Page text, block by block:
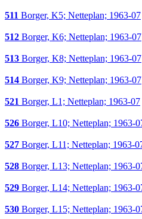
511 Borger, K5; Netteplan; 1963-07
512 Borger, K6; Netteplan; 1963-07
513 Borger, K8; Netteplan; 1963-07
514 Borger, K9; Netteplan; 1963-07
521 Borger, L1; Netteplan; 1963-07
526 Borger, L10; Netteplan; 1963-
527 Borger, L11; Netteplan; 1963-
528 Borger, L13; Netteplan; 1963-
529 Borger, L14; Netteplan; 1963-
530 Borger, L15; Netteplan; 1963-